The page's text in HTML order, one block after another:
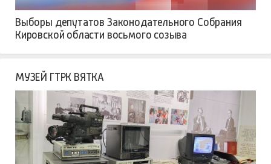
Выборы депутатов Законодательного Собрания
Кировской области восьмого созыва
МУЗЕЙ ГТРК ВЯТКА